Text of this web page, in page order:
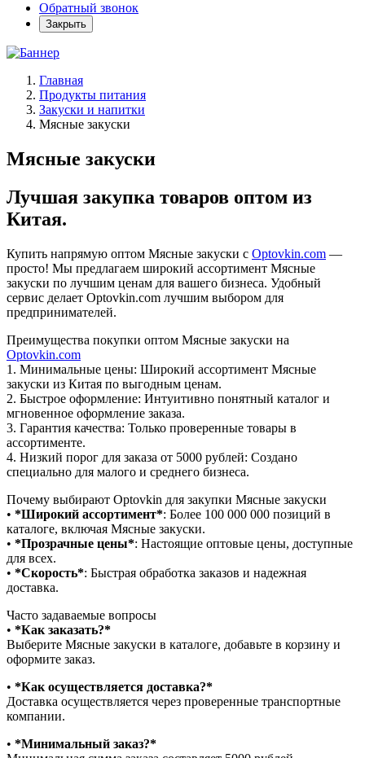
Обратный звонок
Закрыть
Главная
Продукты питания
Закуски и напитки
Мясные закуски
Мясные закуски
Лучшая закупка товаров оптом из
Китая.
Купить напрямую оптом Мясные закуски с Optovkin.com —
просто! Мы предлагаем широкий ассортимент Мясные
закуски по лучшим ценам для вашего бизнеса. Удобный
сервис делает Optovkin.com лучшим выбором для
предпринимателей.
Преимущества покупки оптом Мясные закуски на
Optovkin.com
1.⁠ ⁠Минимальные цены: Широкий ассортимент Мясные
закуски из Китая по выгодным ценам.
2.⁠ ⁠Быстрое оформление: Интуитивно понятный каталог и
мгновенное оформление заказа.
3.⁠ ⁠Гарантия качества: Только проверенные товары в
ассортименте.
4.⁠ ⁠Низкий порог для заказа от 5000 рублей: Создано
специально для малого и среднего бизнеса.
Почему выбирают Optovkin для закупки Мясные закуски
•⁠ ⁠ *Широкий ассортимент*: Более 100 000 000 позиций в
каталоге, включая Мясные закуски.
•⁠ ⁠ *Прозрачные цены*: Настоящие оптовые цены, доступные
для всех.
•⁠ ⁠ *Скорость*: Быстрая обработка заказов и надежная
доставка.
Часто задаваемые вопросы
•⁠ ⁠*Как заказать?*
Выберите Мясные закуски в каталоге, добавьте в корзину и
оформите заказ.
•⁠ ⁠ *Как осуществляется доставка?*
Доставка осуществляется через проверенные транспортные
компании.
•⁠ ⁠ *Минимальный заказ?*